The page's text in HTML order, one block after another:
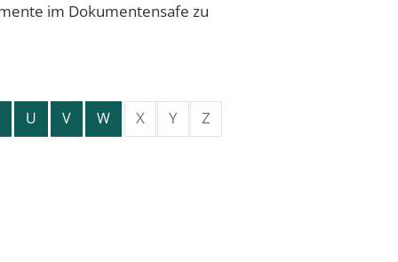
im Dokumentensafe zu
U V W X Y Z